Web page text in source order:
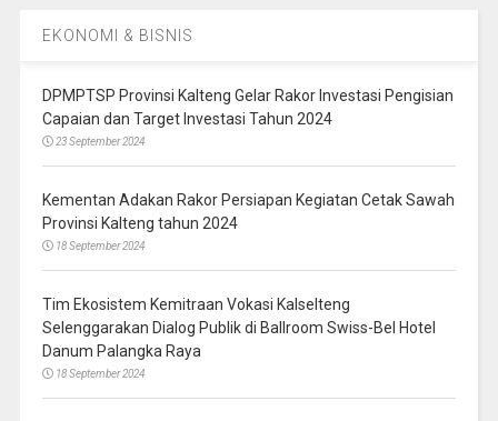
EKONOMI & BISNIS
DPMPTSP Provinsi Kalteng Gelar Rakor Investasi Pengisian
Capaian dan Target Investasi Tahun 2024
23 September 2024
Kementan Adakan Rakor Persiapan Kegiatan Cetak Sawah
Provinsi Kalteng tahun 2024
18 September 2024
Tim Ekosistem Kemitraan Vokasi Kalselteng
Selenggarakan Dialog Publik di Ballroom Swiss-Bel Hotel
Danum Palangka Raya
18 September 2024